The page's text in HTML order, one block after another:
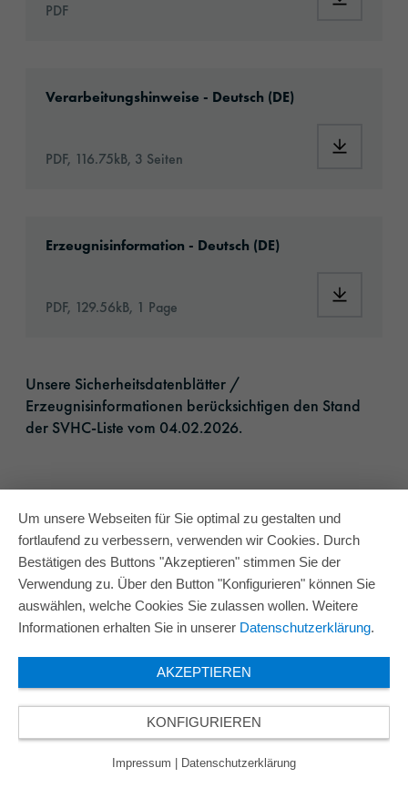
PDF
Verarbeitungshinweise - Deutsch (DE)
PDF, 116.75kB, 3 Seiten
Erzeugnisinformation - Deutsch (DE)
PDF, 129.56kB, 1 Page
Unsere Sicherheitsdatenblätter /
Erzeugnisinformationen berücksichtigen den Stand
der SVHC-Liste vom 04.02.2026.​
Um unsere Webseiten für Sie optimal zu gestalten und
fortlaufend zu verbessern, verwenden wir Cookies. Durch
Bestätigen des Buttons "Akzeptieren" stimmen Sie der
Verwendung zu. Über den Button "Konfigurieren" können Sie
auswählen, welche Cookies Sie zulassen wollen. Weitere
Informationen erhalten Sie in unserer Datenschutzerklärung.
AKZEPTIEREN
KONFIGURIEREN
Impressum Datenschutzerklärung